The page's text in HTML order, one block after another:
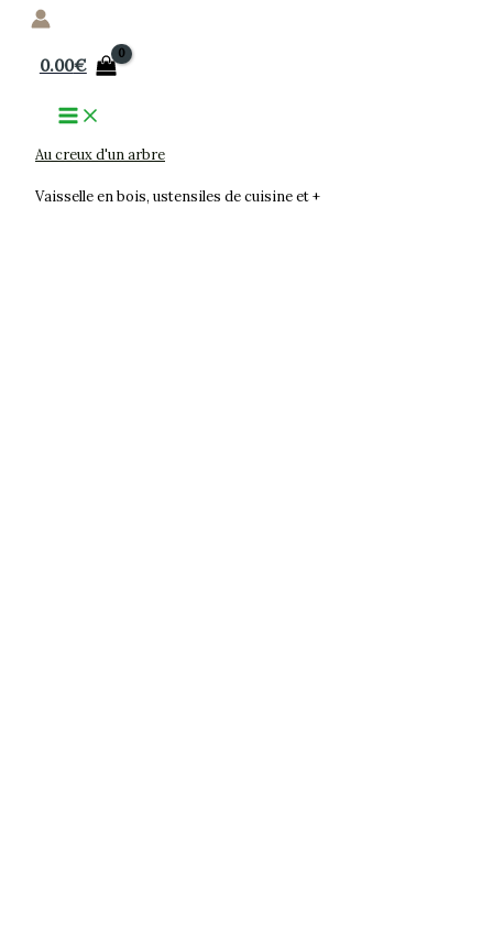
Aller
contenu
0.00€
Au creux d'un arbre
Vaisselle en bois, ustensiles de cuisine et +